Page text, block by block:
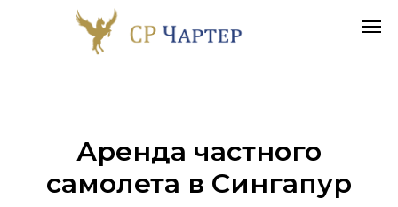
Аренда частного
самолета в Сингапур